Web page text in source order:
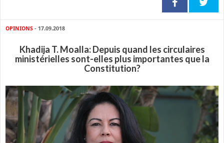
OPINIONS - 17.09.2018
Khadija T. Moalla: Depuis quand les circulaires
ministérielles sont-elles plus importantes que la
Constitution?